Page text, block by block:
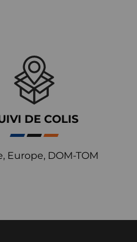
DE COLIS
Europe, DOM-TOM